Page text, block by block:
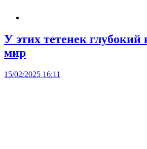
У этих тетенек глубокий
мир
15/02/2025 16:11